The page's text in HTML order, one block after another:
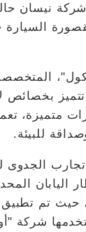
نيسان
السيارة
بخصائص
متميزة،
للبيئة.
اليابان
حيث تم
"إن في 100" التي